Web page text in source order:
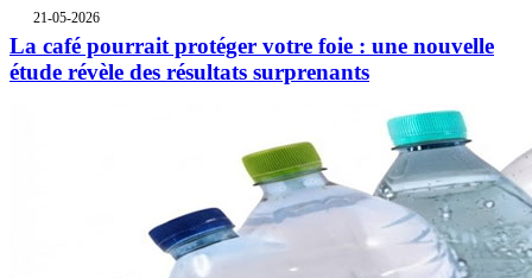
21-05-2026
La café pourrait protéger votre foie : une nouvelle
étude révèle des résultats surprenants